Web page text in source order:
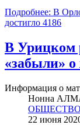
Подробнее: В
достигло 4186
В Урицком
«забыли»
Информация о
Нонна
ОБЩЕСТВО
22 июня